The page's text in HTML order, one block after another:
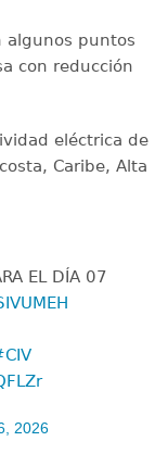
algunos puntos
con reducción
eléctrica de
Caribe, Alta
EL DÍA 07
2026